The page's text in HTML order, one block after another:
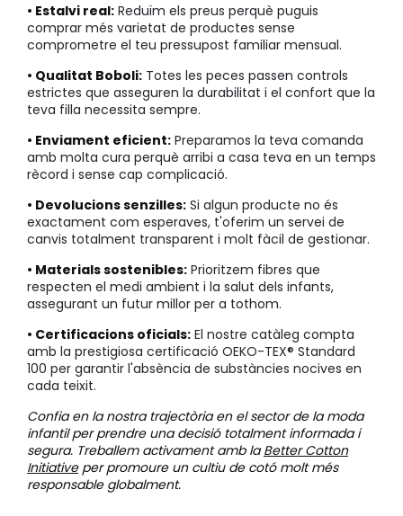
• Estalvi real: Reduïm els preus perquè puguis
comprar més varietat de productes sense
comprometre el teu pressupost familiar mensual.
• Qualitat Boboli: Totes les peces passen controls
estrictes que asseguren la durabilitat i el confort que la
teva filla necessita sempre.
• Enviament eficient: Preparamos la teva comanda
amb molta cura perquè arribi a casa teva en un temps
rècord i sense cap complicació.
• Devolucions senzilles: Si algun producte no és
exactament com esperaves, t'oferim un servei de
canvis totalment transparent i molt fàcil de gestionar.
• Materials sostenibles: Prioritzem fibres que
respecten el medi ambient i la salut dels infants,
assegurant un futur millor per a tothom.
• Certificacions oficials: El nostre catàleg compta
amb la prestigiosa certificació OEKO-TEX® Standard
100 per garantir l'absència de substàncies nocives en
cada teixit.
Confia en la nostra trajectòria en el sector de la moda
infantil per prendre una decisió totalment informada i
segura. Treballem activament amb laBetter Cotton
Initiativeper promoure un cultiu de cotó molt més
responsable globalment.